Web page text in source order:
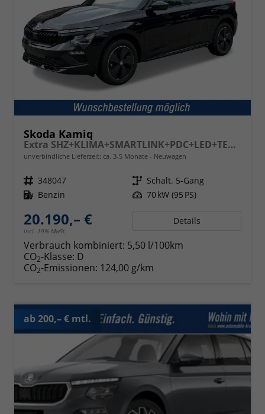
Skoda Kamiq
Extra SHZ+KLIMA+SMARTLINK+PDC+LED+TEMPOMAT
unverbindliche Lieferzeit: ca. 3-5 Monate Neuwagen
Fahrzeugnr. 348047 Getriebe Schalt. 5-Gang
Kraftstoff Benzin Leistung 70 kW (95 PS)
20.190,– €
incl. 19% MwSt.
Details
Verbrauch kombiniert: 5,50 l/100km
CO2-Klasse: D
CO2-Emissionen: 124,00 g/km
ab 200,– € mtl.